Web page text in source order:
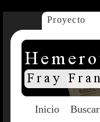
Proyecto
Inicio Buscar